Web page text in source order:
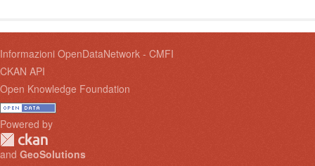
Informazioni OpenDataNetwork - CMFI
CKAN API
Open Knowledge Foundation
Powered by
and GeoSolutions